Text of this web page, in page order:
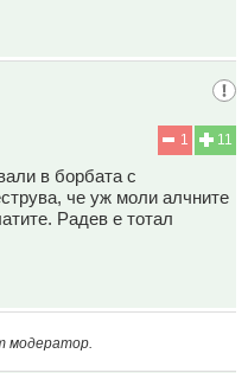
11
1
в борбата с
че уж моли алчните
Радев е тотал
модератор.